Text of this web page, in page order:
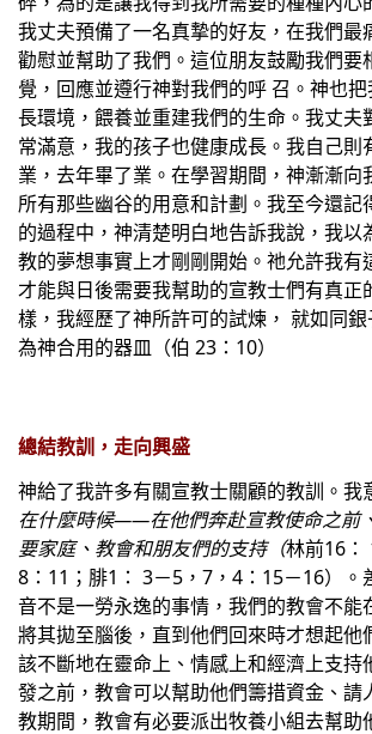
我丈夫預備了一名真摯的好友，在我們最
勸慰並幫助了我們。這位朋友鼓勵我們要
覺，回應並遵行神對我們的呼 召。神也
長環境，餵養並重建我們的生命。我丈夫
常滿意，我的孩子也健康成長。我自己則
業，去年畢了業。在學習期間，神漸漸向
所有那些幽谷的用意和計劃。我至今還記
的過程中，神清楚明白地告訴我說，我以
教的夢想事實上才剛剛開始。祂允許我有
才能與日後需要我幫助的宣教士們有真正
樣，我經歷了神所許可的試煉， 就如同
為神合用的器皿（伯 23：10）
總結教訓，走向興盛
神給了我許多有關宣教士關顧的教訓。我
在什麼時候——在他們奔赴宣教使命之前
要家庭、教會和朋友們的支持（林前16：
8：11；腓1： 3－5，7，4：15－16）。
音不是一勞永逸的事情，我們的教會不能
將其拋至腦後，直到他們回來時才想起他
該不斷地在靈命上、情感上和經濟上支持
發之前，教會可以幫助他們籌措資金、請
教期間，教會有必要派出牧養小組去幫助